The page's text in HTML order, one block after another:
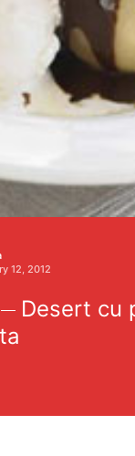
12, 2012
Desert cu